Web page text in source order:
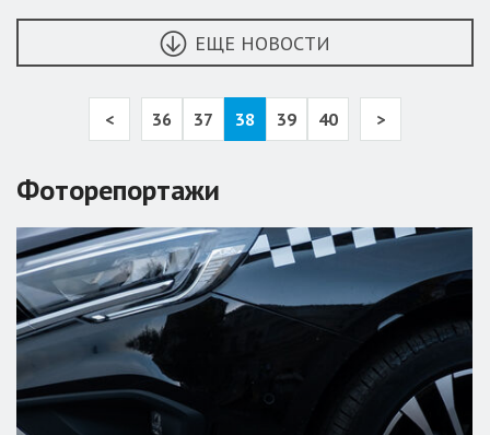
ЕЩЕ НОВОСТИ
< 36 37 38 39 40 >
Фоторепортажи